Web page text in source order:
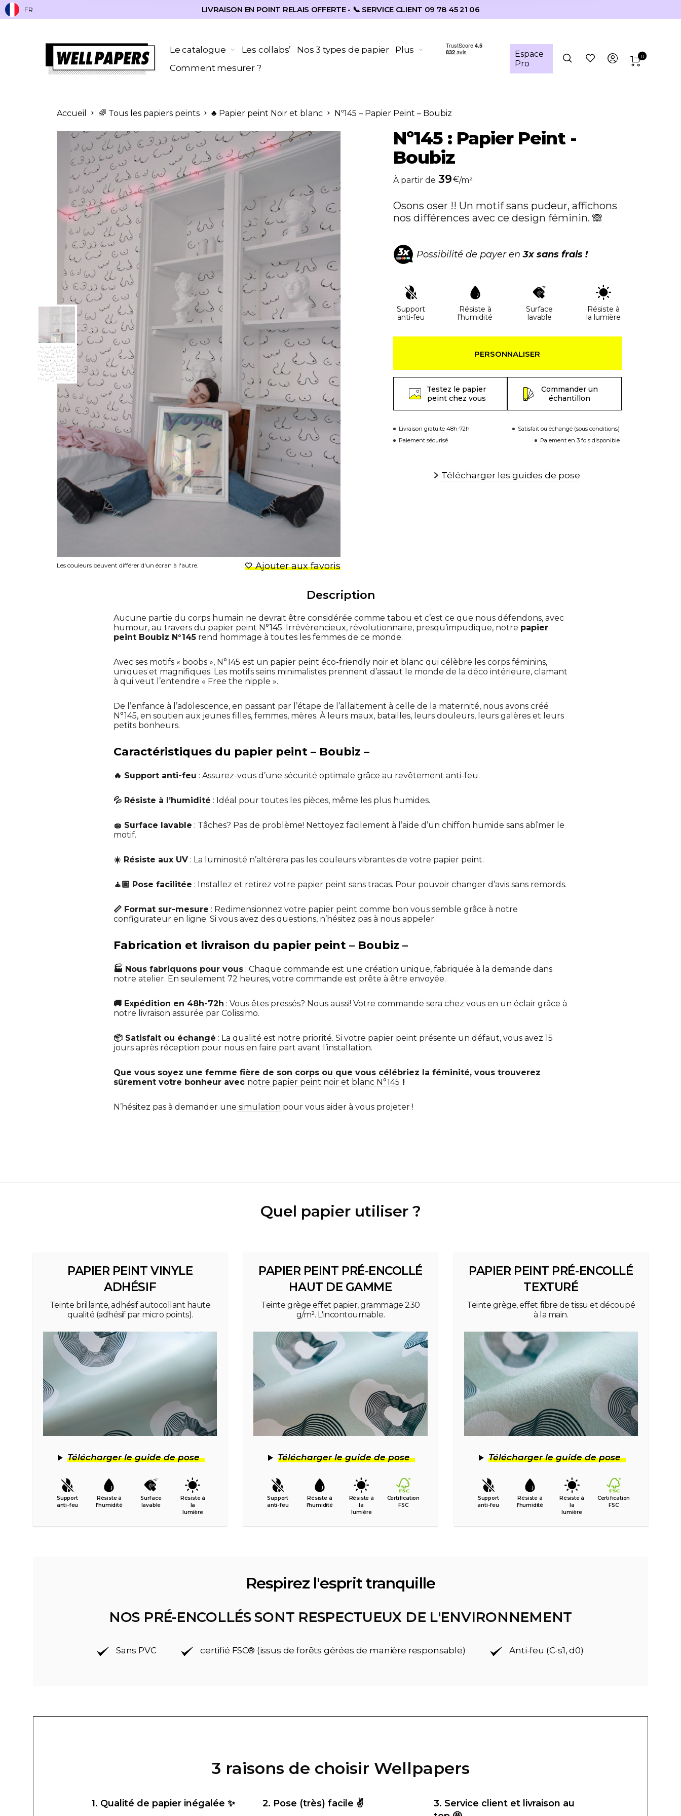
FR LIVRAISON EN POINT RELAIS OFFERTE - 📞 SERVICE CLIENT 09 78 45 21 06
Le catalogue Les collabs’ Nos 3 types de papier
Plus
Comment mesurer ?
Espace
Pro
0
Accueil 🌈 Tous les papiers peints ♣️ Papier peint Noir et blanc Nº145 – Papier Peint – Boubiz
Les couleurs peuvent différer d'un écran à l'autre. Ajouter aux favoris
Nº145 : Papier Peint -
Boubiz
À partir de 39€/m²
Osons oser !! Un motif sans pudeur, affichons
nos différences avec ce design féminin. 🙈
Possibilité de payer en3x sans frais !
Support
anti-feu
Résiste à
l’humidité
Surface
lavable
Résiste à
la lumière
PERSONNALISER
Testez le papier
peint chez vous
Commander un
échantillon
Livraison gratuite 48h-72h
Satisfait ou échangé (sous conditions)
Paiement sécurisé
Paiement en 3 fois disponible
Télécharger les guides de pose
Description
Aucune partie du corps humain ne devrait être considérée comme tabou et c’est ce que nous défendons, avec
humour, au travers du papier peint N°145. Irrévérencieux, révolutionnaire, presqu’impudique, notre papier
peint Boubiz N°145 rend hommage à toutes les femmes de ce monde.
Avec ses motifs « boobs », N°145 est un papier peint éco-friendly noir et blanc qui célèbre les corps féminins,
uniques et magnifiques. Les motifs seins minimalistes prennent d’assaut le monde de la déco intérieure, clamant
à qui veut l’entendre « Free the nipple ».
De l’enfance à l’adolescence, en passant par l’étape de l’allaitement à celle de la maternité, nous avons créé
N°145, en soutien aux jeunes filles, femmes, mères. À leurs maux, batailles, leurs douleurs, leurs galères et leurs
petits bonheurs.
Caractéristiques du papier peint – Boubiz –
🔥 Support anti-feu : Assurez-vous d’une sécurité optimale grâce au revêtement anti-feu.
💦 Résiste à l’humidité : Idéal pour toutes les pièces, même les plus humides.
🧽 Surface lavable : Tâches? Pas de problème! Nettoyez facilement à l’aide d’un chiffon humide sans abîmer le
motif.
☀️ Résiste aux UV : La luminosité n’altérera pas les couleurs vibrantes de votre papier peint.
🧘🏼 Pose facilitée : Installez et retirez votre papier peint sans tracas. Pour pouvoir changer d’avis sans remords.
📏 Format sur-mesure : Redimensionnez votre papier peint comme bon vous semble grâce à notre
configurateur en ligne. Si vous avez des questions, n’hésitez pas à nous appeler.
Fabrication et livraison du papier peint – Boubiz –
🏭 Nous fabriquons pour vous : Chaque commande est une création unique, fabriquée à la demande dans
notre atelier. En seulement 72 heures, votre commande est prête à être envoyée.
🚚 Expédition en 48h-72h : Vous êtes pressés? Nous aussi! Votre commande sera chez vous en un éclair grâce à
notre livraison assurée par Colissimo.
📦 Satisfait ou échangé : La qualité est notre priorité. Si votre papier peint présente un défaut, vous avez 15
jours après réception pour nous en faire part avant l’installation.
Que vous soyez une femme fière de son corps ou que vous célébriez la féminité, vous trouverez
sûrement votre bonheur avec notre papier peint noir et blanc N°145 !
N’hésitez pas à demander une simulation pour vous aider à vous projeter !
Quel papier utiliser ?
PAPIER PEINT VINYLE
ADHÉSIF
Teinte brillante, adhésif autocollant haute
qualité (adhésif par micro points).
Télécharger le guide de pose
Support
anti-feu
Résiste à
l’humidité
Surface
lavable
Résiste à
la
lumière
PAPIER PEINT PRÉ-ENCOLLÉ
HAUT DE GAMME
Teinte grège effet papier, grammage 230
g/m². L'incontournable.
Télécharger le guide de pose
Support
anti-feu
Résiste à
l’humidité
Résiste à
la
lumière
Certification
FSC
PAPIER PEINT PRÉ-ENCOLLÉ
TEXTURÉ
Teinte grège, effet fibre de tissu et découpé
à la main.
Télécharger le guide de pose
Support
anti-feu
Résiste à
l’humidité
Résiste à
la
lumière
Certification
FSC
Respirez l'esprit tranquille
NOS PRÉ-ENCOLLÉS SONT RESPECTUEUX DE L'ENVIRONNEMENT
Sans PVC certifié FSC® (issus de forêts gérées de manière responsable) Anti-feu (C-s1, d0)
3 raisons de choisir Wellpapers
1. Qualité de papier inégalée ✨ 2. Pose (très) facile ✌️
3. Service client et livraison au